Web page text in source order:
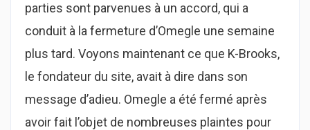
parties sont parvenues à un accord, qui a
conduit à la fermeture d’Omegle une semaine
plus tard. Voyons maintenant ce que K-Brooks,
le fondateur du site, avait à dire dans son
message d’adieu. Omegle a été fermé après
avoir fait l’objet de nombreuses plaintes pour